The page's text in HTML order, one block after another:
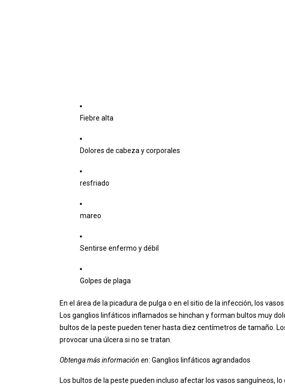
Fiebre alta
Dolores de cabeza y corporales
resfriado
mareo
Sentirse enfermo y débil
Golpes de plaga
En el área de la picadura de pulga o en el sitio de la infección, los
Los ganglios linfáticos inflamados se hinchan y forman bultos muy
bultos de la peste pueden tener hasta diez centímetros de tamaño.
provocar una úlcera si no se tratan.
Obtenga más información en: Ganglios linfáticos agrandados
Los bultos de la peste pueden incluso afectar los vasos sanguíneos,